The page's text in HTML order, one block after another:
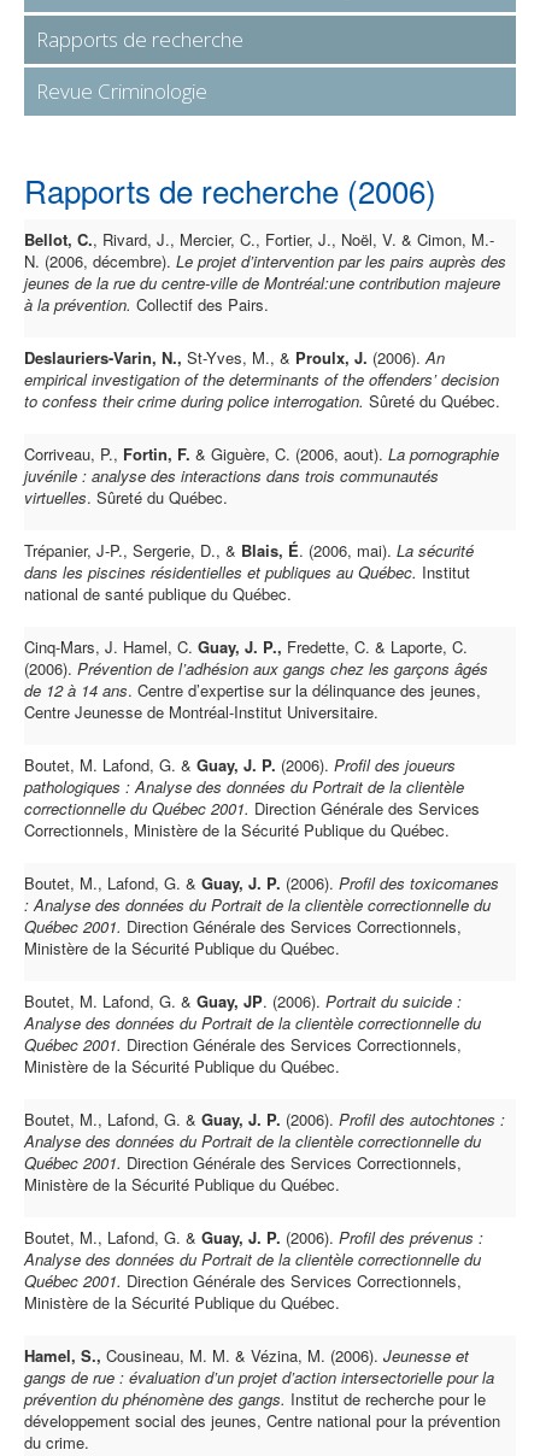
Rapports de recherche
Revue Criminologie
Rapports de recherche (2006)
Bellot, C., Rivard, J., Mercier, C., Fortier, J., Noël, V. & Cimon, M.-
N. (2006, décembre). Le projet d’intervention par les pairs auprès des
jeunes de la rue du centre-ville de Montréal:une contribution majeure
à la prévention. Collectif des Pairs.
Deslauriers-Varin, N., St-Yves, M., & Proulx, J. (2006).An
empirical investigation of the determinants of the offenders’ decision
to confess their crime during police interrogation. Sûreté du Québec.
Corriveau, P., Fortin, F. & Giguère, C. (2006, aout). La pornographie
juvénile : analyse des interactions dans trois communautés
virtuelles. Sûreté du Québec.
Trépanier, J-P., Sergerie, D., & Blais, É. (2006, mai). La sécurité
dans les piscines résidentielles et publiques au Québec. Institut
national de santé publique du Québec.
Cinq-Mars, J. Hamel, C. Guay, J. P., Fredette, C. & Laporte, C.
(2006). Prévention de l’adhésion aux gangs chez les garçons âgés
de 12 à 14 ans. Centre d’expertise sur la délinquance des jeunes,
Centre Jeunesse de Montréal-Institut Universitaire.
Boutet, M. Lafond, G. & Guay, J. P. (2006). Profil des joueurs
pathologiques : Analyse des données du Portrait de la clientèle
correctionnelle du Québec 2001. Direction Générale des Services
Correctionnels, Ministère de la Sécurité Publique du Québec.
Boutet, M., Lafond, G. & Guay, J. P. (2006). Profil des toxicomanes
: Analyse des données du Portrait de la clientèle correctionnelle du
Québec 2001. Direction Générale des Services Correctionnels,
Ministère de la Sécurité Publique du Québec.
Boutet, M. Lafond, G. & Guay, JP. (2006). Portrait du suicide :
Analyse des données du Portrait de la clientèle correctionnelle du
Québec 2001. Direction Générale des Services Correctionnels,
Ministère de la Sécurité Publique du Québec.
Boutet, M., Lafond, G. & Guay, J. P. (2006). Profil des autochtones :
Analyse des données du Portrait de la clientèle correctionnelle du
Québec 2001. Direction Générale des Services Correctionnels,
Ministère de la Sécurité Publique du Québec.
Boutet, M., Lafond, G. & Guay, J. P. (2006). Profil des prévenus :
Analyse des données du Portrait de la clientèle correctionnelle du
Québec 2001. Direction Générale des Services Correctionnels,
Ministère de la Sécurité Publique du Québec.
Hamel, S., Cousineau, M. M. & Vézina, M. (2006). Jeunesse et
gangs de rue : évaluation d’un projet d’action intersectorielle pour la
prévention du phénomène des gangs. Institut de recherche pour le
développement social des jeunes, Centre national pour la prévention
du crime.